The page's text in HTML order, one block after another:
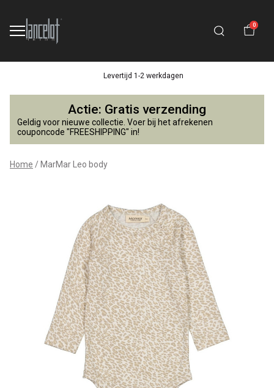
0
Levertijd 1-2 werkdagen
MarMar
Leo
body
Lancelot
Actie: Gratis verzending
Geldig voor nieuwe collectie. Voer bij het afrekenen
couponcode "FREESHIPPING" in!
Home MarMar Leo body